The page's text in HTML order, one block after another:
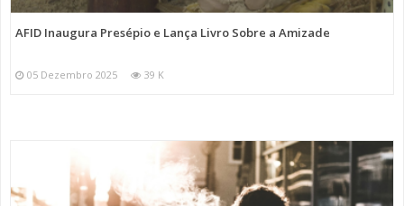
AFID Inaugura Presépio e Lança Livro Sobre a Amizade
05 Dezembro 2025 39 K